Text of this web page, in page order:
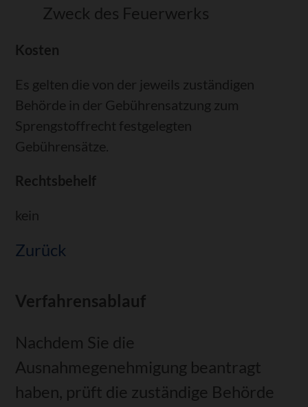
Zweck des Feuerwerks
Kosten
Es gelten die von der jeweils zuständigen
Behörde in der Gebührensatzung zum
Sprengstoffrecht festgelegten
Gebührensätze.
Rechtsbehelf
kein
Zurück
Verfahrensablauf
Nachdem Sie die
Ausnahmegenehmigung beantragt
haben, prüft die zuständige Behörde